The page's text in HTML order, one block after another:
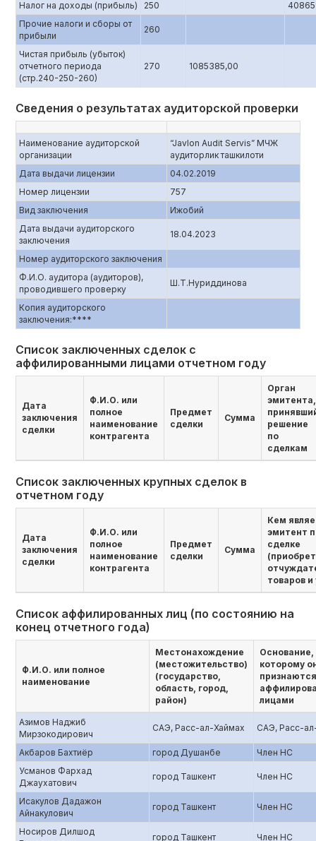
Налог на доходы (прибыль) 250
Прочие налоги и сборы от
прибыли
260
Чистая прибыль (убыток)
отчетного периода
(стр.240-250-260)
270 1085385,00
Сведения о результатах аудиторской проверки
Наименование аудиторской
организации
“Javlon Audit Servis” МЧЖ
аудиторлик ташкилоти
Дата выдачи лицензии
04.02.2019
Номер лицензии
757
Вид заключения
Ижобий
Дата выдачи аудиторского
заключения
18.04.2023
Номер аудиторского заключения
Ф.И.О. аудитора (аудиторов),
проводившего проверку
Ш.Т.Нуриддинова
Копия аудиторского
заключения:****
Список заключенных сделок с
аффилированными лицами отчетном году
Дата
заключения
сделки
Ф.И.О. или
полное
наименование
контрагента
Предмет
сделки
Сумма
Орган
эмитента,
решение
по
сделкам
Список заключенных крупных сделок в
отчетном году
Дата
заключения
сделки
Ф.И.О. или
полное
наименование
контрагента
Предмет
сделки
Сумма
Кем
эмитент
сделке
товаров и
Список аффилированных лиц (по состоянию на
конец отчетного года)
Ф.И.О. или полное
наименование
Местонахождение
(местожительство)
(государство,
область, город,
район)
Основание,
которому
признаются
лицами
Азимов Наджиб
Мирзокодирович
САЭ, Расс-ал-Хаймах САЭ, Расс-
Акбаров Бахтиёр город Душанбе
Член НС
Усманов Фархад
Джаухатович
город Ташкент Член НС
Исакулов Дадажон
Айнакулович
город Ташкент Член НС
Носиров Дилшод
город Ташкент Член НС